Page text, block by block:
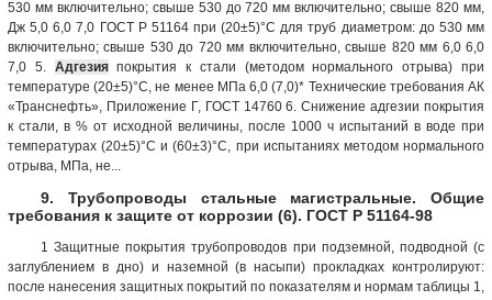
530 мм включительно; свыше 530 до 720 мм включительно; свыше 820 мм,
Дж 5,0 6,0 7,0 ГОСТ Р 51164 при (20±5)°С для труб диаметром: до 530 мм
включительно; свыше 530 до 720 мм включительно, свыше 820 мм 6,0 6,0
7,0 5. Адгезияпокрытия к стали (методом нормального отрыва) при
температуре (20±5)°С, не менее МПа 6,0 (7,0)* Технические требования АК
«Транснефть», Приложение Г, ГОСТ 14760 6. Снижение адгезии покрытия
к стали, в % от исходной величины, после 1000 ч испытаний в воде при
температурах (20±5)°С и (60±3)°С, при испытаниях методом нормального
отрыва, МПа, не...
9. Трубопроводы стальные магистральные. Общие
требования к защите от коррозии (6). ГОСТ Р 51164-98
1 Защитные покрытия трубопроводов при подземной, подводной (с
заглублением в дно) и наземной (в насыпи) прокладках контролируют:
после нанесения защитных покрытий по показателям и нормам таблицы 1,